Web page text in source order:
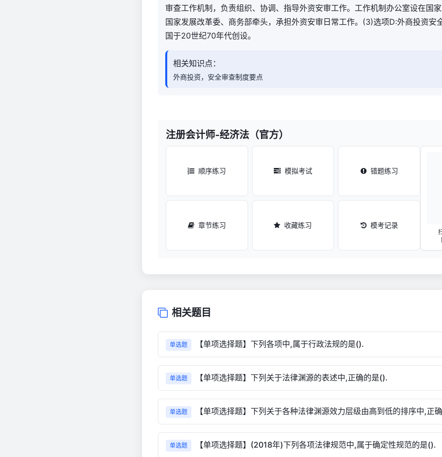
审查工作机制，负责组织、协调、指导外资安审工作。工作机制办公室设在国
国家发展改革委、商务部牵头，承担外资安审日常工作。(3)选项D:外商投资安
国于20世纪70年代创设。
相关知识点：
外商投资，安全审查制度要点
注册会计师-经济法（官方）
顺序练习 模拟考试 错题练习
章节练习 收藏练习 模考记录
相关题目
单选题 【单项选择题】下列各项中,属于行政法规的是().
单选题 【单项选择题】下列关于法律渊源的表述中,正确的是().
单选题 【单项选择题】下列关于各种法律渊源效力层级由高到低的排序中,正
单选题 【单项选择题】(2018年)下列各项法律规范中,属于确定性规范的是().